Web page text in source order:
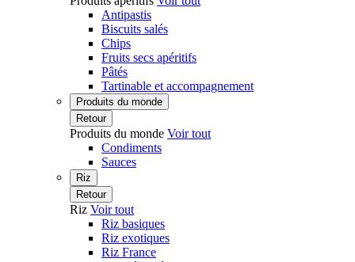
Antipastis
Biscuits salés
Chips
Fruits secs apéritifs
Pâtés
Tartinable et accompagnement
Produits du monde
Retour
Produits du monde Voir tout
Condiments
Sauces
Riz
Retour
Riz Voir tout
Riz basiques
Riz exotiques
Riz France